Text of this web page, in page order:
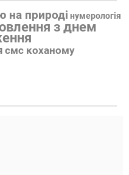
на природі нумерологія
з днем
смс коханому